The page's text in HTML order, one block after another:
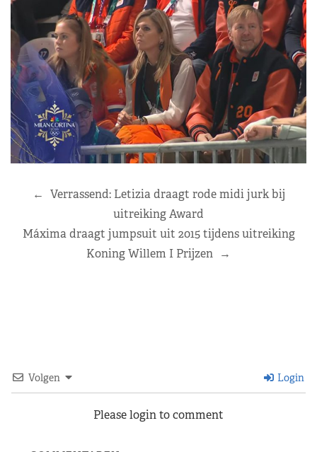
← Verrassend: Letizia draagt rode midi jurk bij
uitreiking Award
Máxima draagt jumpsuit uit 2015 tijdens uitreiking
Koning Willem I Prijzen →
Volgen Login
Please login to comment